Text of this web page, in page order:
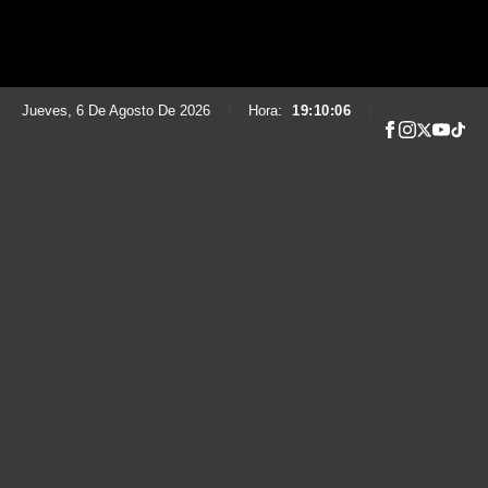
Jueves, 6 De Agosto De 2026 Hora: 19:10:07